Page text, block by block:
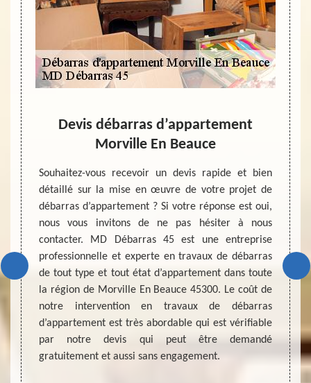
vider
pour
de
si les
coût
que
de
des
Devis débarras d’appartement
Morville En Beauce
Souhaitez-vous recevoir un devis rapide et bien
détaillé sur la mise en œuvre de votre projet de
débarras d’appartement ? Si votre réponse est oui,
nous vous invitons de ne pas hésiter à nous
contacter. MD Débarras 45 est une entreprise
professionnelle et experte en travaux de débarras
de tout type et tout état d’appartement dans toute
la région de Morville En Beauce 45300. Le coût de
notre intervention en travaux de débarras
d’appartement est très abordable qui est vérifiable
par notre devis qui peut être demandé
gratuitement et aussi sans engagement.
Le
le
peut
de
d’un
de